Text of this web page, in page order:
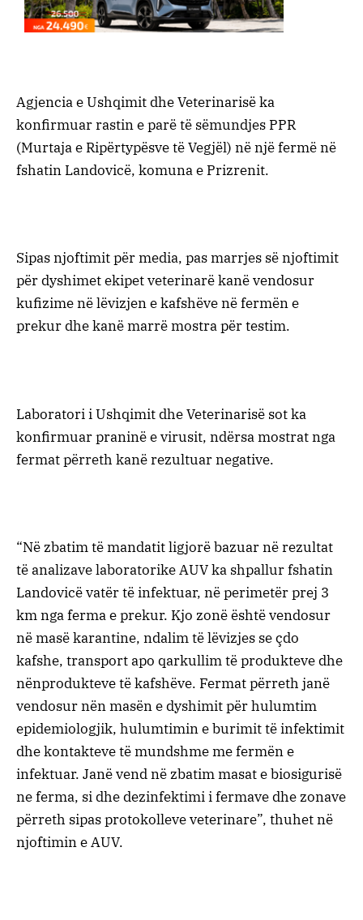
Agjencia e Ushqimit dhe Veterinarisë ka
konfirmuar rastin e parë të sëmundjes PPR
(Murtaja e Ripërtypësve të Vegjël) në një fermë në
fshatin Landovicë, komuna e Prizrenit.
Sipas njoftimit për media, pas marrjes së njoftimit
për dyshimet ekipet veterinarë kanë vendosur
kufizime në lëvizjen e kafshëve në fermën e
prekur dhe kanë marrë mostra për testim.
Laboratori i Ushqimit dhe Veterinarisë sot ka
konfirmuar praninë e virusit, ndërsa mostrat nga
fermat përreth kanë rezultuar negative.
“Në zbatim të mandatit ligjorë bazuar në rezultat
të analizave laboratorike AUV ka shpallur fshatin
Landovicë vatër të infektuar, në perimetër prej 3
km nga ferma e prekur. Kjo zonë është vendosur
në masë karantine, ndalim të lëvizjes se çdo
kafshe, transport apo qarkullim të produkteve dhe
nënprodukteve të kafshëve. Fermat përreth janë
vendosur nën masën e dyshimit për hulumtim
epidemiologjik, hulumtimin e burimit të infektimit
dhe kontakteve të mundshme me fermën e
infektuar. Janë vend në zbatim masat e biosigurisë
ne ferma, si dhe dezinfektimi i fermave dhe zonave
përreth sipas protokolleve veterinare”, thuhet në
njoftimin e AUV.